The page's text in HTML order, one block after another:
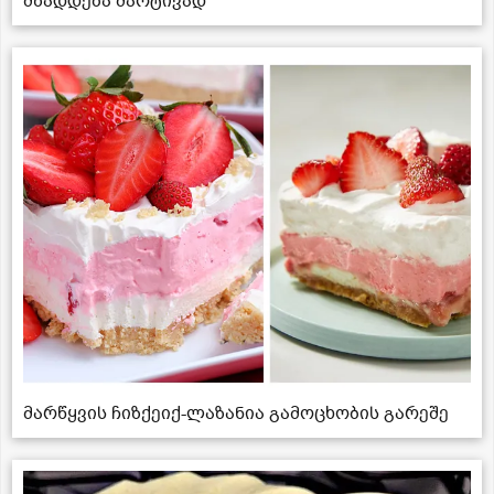
მარწყვის ჩიზქეიქ-ლაზანია გამოცხობის გარეშე